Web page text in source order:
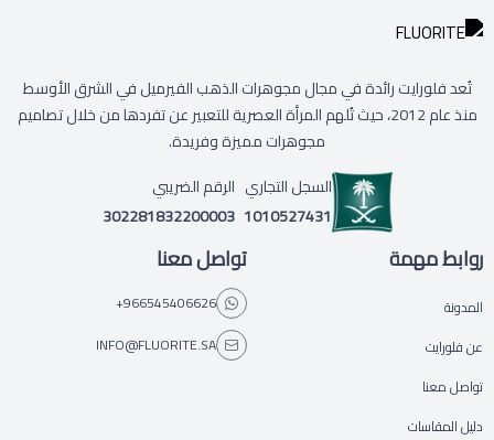
تُعد فلورايت رائدة في مجال مجوهرات الذهب الفيرميل في الشرق الأوسط
منذ عام 2012، حيث تُلهم المرأة العصرية للتعبير عن تفردها من خلال تصاميم
مجوهرات مميزة وفريدة.
السجل التجاري
1010527431
الرقم الضريبي
302281832200003
روابط مهمة
المدونة
عن فلورايت
تواصل معنا
دليل المقاسات
تواصل معنا
+966545406626
INFO@FLUORITE.SA